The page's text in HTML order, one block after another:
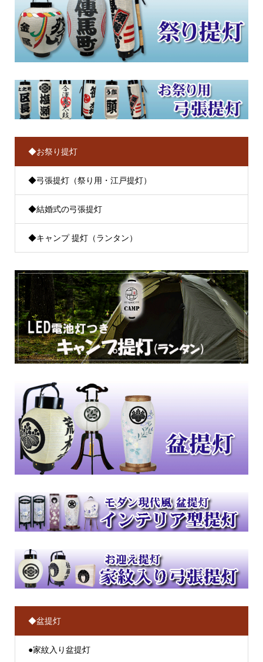
◆お祭り提灯
◆弓張提灯（祭り用・江戸提灯）
◆結婚式の弓張提灯
◆キャンプ 提灯（ランタン）
◆盆提灯
●家紋入り盆提灯